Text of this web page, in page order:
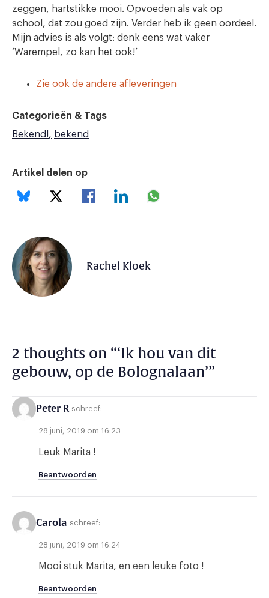
zeggen, hartstikke mooi. Opvoeden als vak op
school, dat zou goed zijn. Verder heb ik geen oordeel.
Mijn advies is als volgt: denk eens wat vaker
‘Warempel, zo kan het ook!’
Zie ook de andere afleveringen
Categorieën & Tags
Bekend!
bekend
Artikel delen op
Rachel Kloek
2 thoughts on “‘Ik hou van dit
gebouw, op de Bolognalaan’”
Peter R schreef:
28 juni, 2019 om 16:23
Leuk Marita !
Beantwoorden
Carola schreef:
28 juni, 2019 om 16:24
Mooi stuk Marita, en een leuke foto !
Beantwoorden